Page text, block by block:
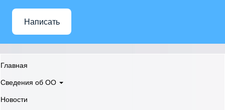
Написать
Главная
Сведения об ОО
Новости